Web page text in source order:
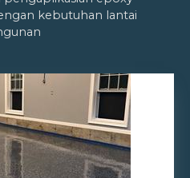
kebutuhan lantai